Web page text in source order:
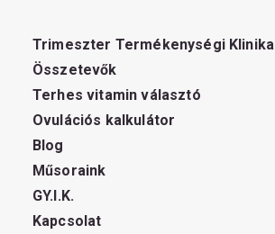
Trimeszter Termékenységi Klinika
Összetevők
Terhes vitamin választó
Ovulációs kalkulátor
Blog
Műsoraink
GY.I.K.
Kapcsolat